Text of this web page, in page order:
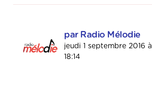
par Radio Mélodie
jeudi 1 septembre 2016 à
18:14